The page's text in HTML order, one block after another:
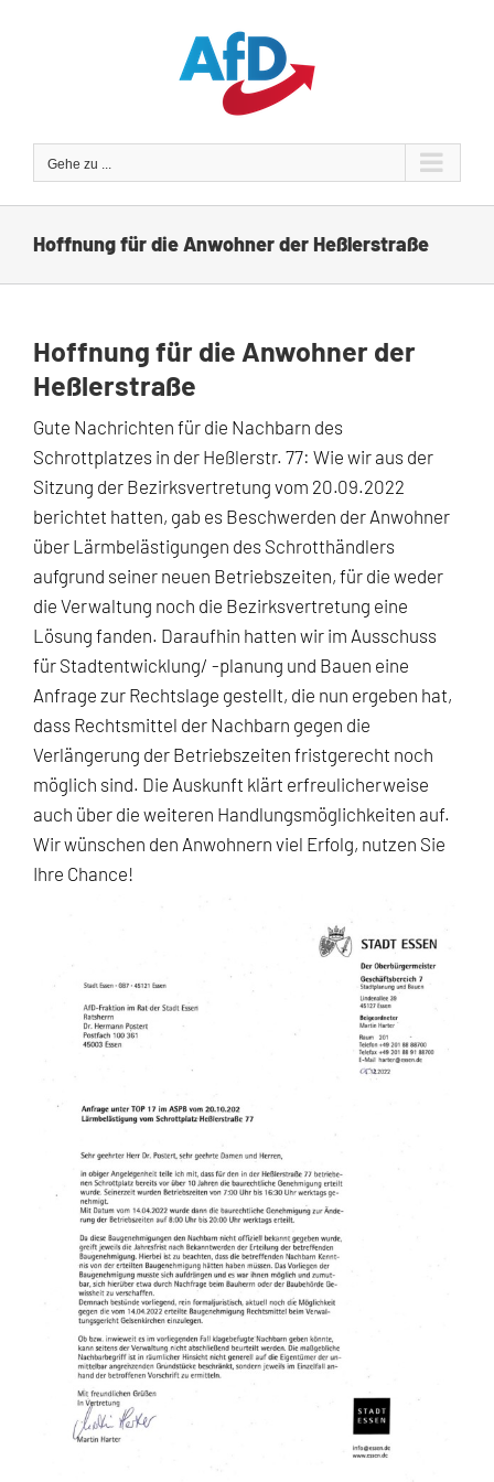
Gehe zu ...
Hoffnung für die Anwohner der Heßlerstraße
Hoffnung für die Anwohner der
Heßlerstraße
Gute Nachrichten für die Nachbarn des
Schrottplatzes in der Heßlerstr. 77: Wie wir aus der
Sitzung der Bezirksvertretung vom 20.09.2022
berichtet hatten, gab es Beschwerden der Anwohner
über Lärmbelästigungen des Schrotthändlers
aufgrund seiner neuen Betriebszeiten, für die weder
die Verwaltung noch die Bezirksvertretung eine
Lösung fanden. Daraufhin hatten wir im Ausschuss
für Stadtentwicklung/ -planung und Bauen eine
Anfrage zur Rechtslage gestellt, die nun ergeben hat,
dass Rechtsmittel der Nachbarn gegen die
Verlängerung der Betriebszeiten fristgerecht noch
möglich sind. Die Auskunft klärt erfreulicherweise
auch über die weiteren Handlungsmöglichkeiten auf.
Wir wünschen den Anwohnern viel Erfolg, nutzen Sie
Ihre Chance!